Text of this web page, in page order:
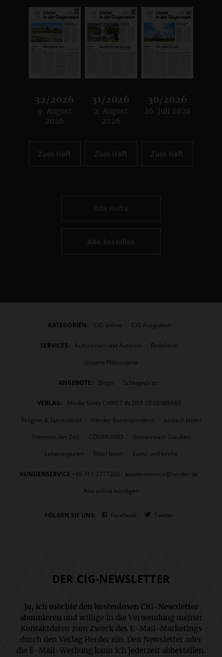
32/2026
:
9. August
2026
Zum Heft
31/2026
:
2. August
2026
Zum Heft
30/2026
:
26. Juli 2026
Zum Heft
Abo bestellen
KATEGORIEN: CIG online CIG Ausgaben
SERVICES: Autorinnen und Autoren
Redaktion
Unsere Philosophie
ANGEBOTE: Blogs Schlagwörter
VERLAG:
Media Sales CHRIST IN DER GEGENWART
Religion & Spiritualität
Herder Korrespondenz
einfach leben
Stimmen der Zeit
COMMUNIO
Gemeinsam Glauben
Lebensspuren
Bibel lesen kunst und kirche
KUNDENSERVICE +49 761 2717200
kundenservice@herder.de
Abo online kündigen
FOLGEN SIE UNS: Facebook Twitter
DER CIG-NEWSLETTER
Ja, ich möchte den kostenlosen CiG-Newsletter
abonnieren und willige in die Verwendung meiner
Kontaktdaten zum Zweck des E-Mail-Marketings
durch den Verlag Herder ein. Den Newsletter oder
die E-Mail-Werbung kann ich jederzeit abbestellen.